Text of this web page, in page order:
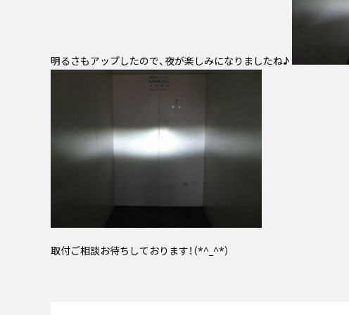
明るさもアップしたので、夜が楽しみになりましたね♪
取付ご相談お待ちしております！（*^_^*）